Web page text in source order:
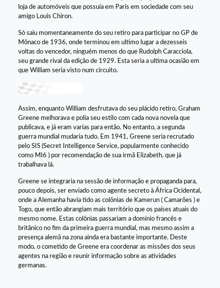
loja de automóveis que possuía em Paris em sociedade com seu
amigo Louis Chiron.
Só saiu momentaneamente do seu retiro para participar no GP de
Mônaco de 1936, onde terminou em ultimo lugar a dezesseis
voltas do vencedor, ninguém menos do que Rudolph Caracciola,
seu grande rival da edição de 1929. Esta seria a ultima ocasião em
que William seria visto num circuito.
Assim, enquanto William desfrutava do seu plácido retiro, Graham
Greene melhorava e polia seu estilo com cada nova novela que
publicava, e já eram varias para então. No entanto, a segunda
guerra mundial mudaria tudo. Em 1941, Greene seria recrutado
pelo SIS (Secret Intelligence Service, popularmente conhecido
como MI6 ) por recomendação de sua irmã Elizabeth, que já
trabalhava lá.
Greene se integraria na sessão de informação e propaganda para,
pouco depois, ser enviado como agente secreto à África Ocidental,
onde a Alemanha havia tido as colônias de Kamerun ( Camarões ) e
Togo, que então abrangiam mais território que os países atuais do
mesmo nome. Estas colônias passariam a domínio francês e
britânico no fim da primeira guerra mundial, mas mesmo assim a
presença alemã na zona ainda era bastante importante. Deste
modo, o cometido de Greene era coordenar as missões dos seus
agentes na região e reunir informação sobre as atividades
germanas.